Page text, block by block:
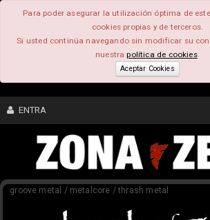
Para poder asegurar la utilización óptima de
cookies propias y de terceros.
Si usted continúa navegando sin modificar su
nuestrapolítica de cookies.
Aceptar Cookies
ENTRA
CONTENIDO
COMUNIDAD
groove metal / metalcore / thrash metal